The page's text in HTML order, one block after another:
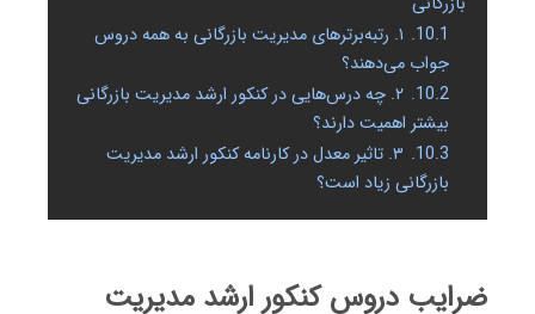
10.1.
۱. رتبه‌برترهای مدیریت بازرگانی به همه دروس
جواب می‌دهند؟
10.2.
۲. چه درس‌هایی در کنکور ارشد مدیریت بازرگانی
بیشتر اهمیت دارند؟
10.3.
۳. تاثیر معدل در کارنامه کنکور ارشد مدیریت
بازرگانی زیاد است؟
ضرایب دروس کنکور ارشد مدیریت